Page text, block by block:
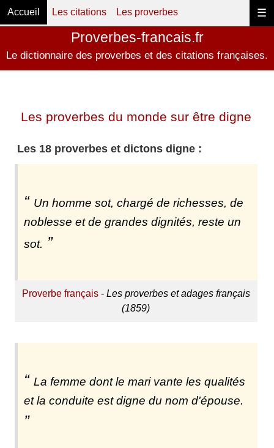
☰
Accueil Les citations Les proverbes
Proverbes-francais.fr
Le dictionnaire des proverbes et des citations françaises.
Les proverbes du monde sur être digne
Les 18 proverbes et dictons digne :
Un homme sot, chargé de richesses, de
noblesse et de grandes dignités, reste un
sot.
Proverbe français- Les proverbes et adages français
(1859)
La femme dont le mari vante les qualités
et la conduite est digne du nom d'épouse.